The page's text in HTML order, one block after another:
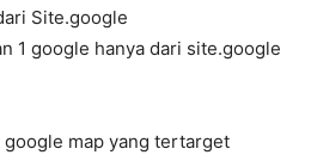
Site.google
1 google hanya dari site.google
google map yang tertarget